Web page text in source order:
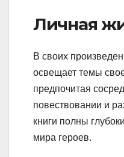
Личная
В своих
освещает темы
предпочитая
повествовании и
книги полны
мира героев.